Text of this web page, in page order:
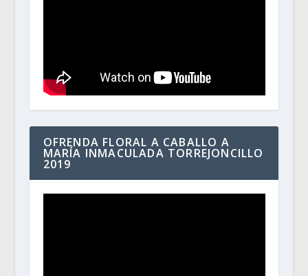
OFRENDA FLORAL A CABALLO A
MARÍA INMACULADA TORREJONCILLO
2019